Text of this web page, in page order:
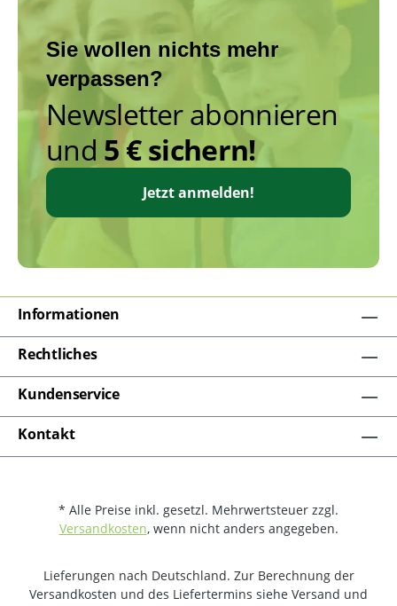
Sie wollen nichts mehr
verpassen?
Newsletter abonnieren
und 5 € sichern!
Jetzt anmelden!
Informationen
Rechtliches
Kundenservice
Kontakt
* Alle Preise inkl. gesetzl. Mehrwertsteuer zzgl.
Versandkosten, wenn nicht anders angegeben.
Lieferungen nach Deutschland. Zur Berechnung der
Versandkosten und des Liefertermins siehe Versand und